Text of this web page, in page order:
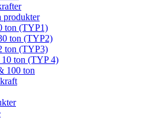
produkter
ton (TYP1)
ton (TYP2)
ton (TYP3)
ton (TYP 4)
100 ton